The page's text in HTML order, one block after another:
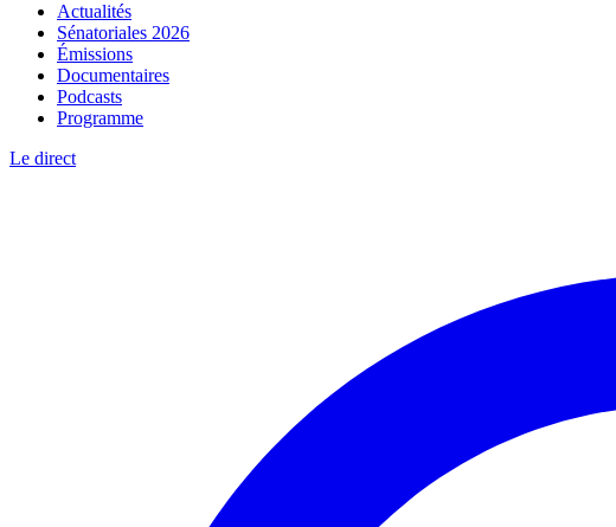
Actualités
Sénatoriales 2026
Émissions
Documentaires
Podcasts
Programme
Le direct